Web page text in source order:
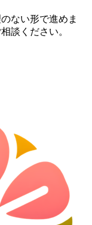
ない形で進めま
談ください。